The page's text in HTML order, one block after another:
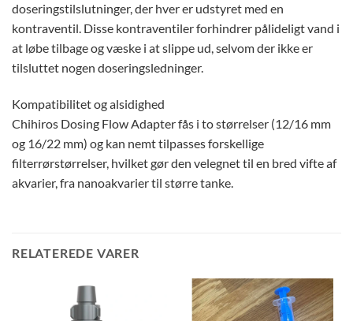
doseringstilslutninger, der hver er udstyret med en
kontraventil. Disse kontraventiler forhindrer pålideligt vand i
at løbe tilbage og væske i at slippe ud, selvom der ikke er
tilsluttet nogen doseringsledninger.
Kompatibilitet og alsidighed
Chihiros Dosing Flow Adapter fås i to størrelser (12/16 mm
og 16/22 mm) og kan nemt tilpasses forskellige
filterrørstørrelser, hvilket gør den velegnet til en bred vifte af
akvarier, fra nanoakvarier til større tanke.
RELATEREDE VARER